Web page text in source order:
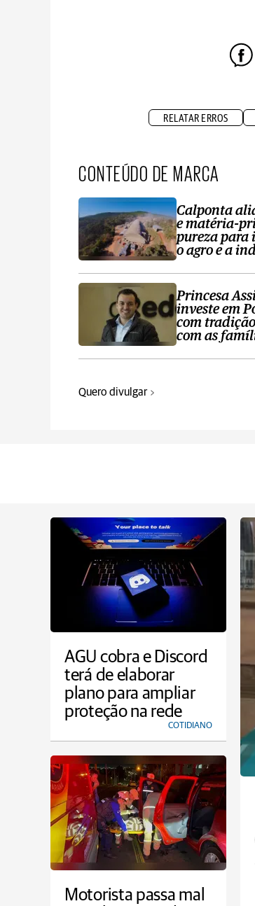
RELATAR ERROS
CONTEÚDO DE MARCA
Calponta
e matéria-
pureza para
o agro e a
Princesa
investe em
com
com as
Quero divulgar
AGU cobra e Discord
terá de elaborar
plano para ampliar
proteção na rede
COTIDIANO
Motorista passa mal